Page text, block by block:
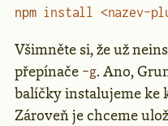
npm install <nazev-
Všimněte si, že už
přepínače -g. Ano,
balíčky instalujeme
Zároveň je chceme